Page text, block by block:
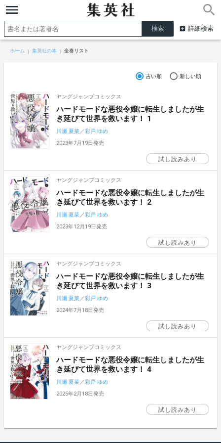
詳細検索
ホーム 集英社の本 全巻リスト
古い順 新しい順
ヤングジャンプコミックス
ハードモードな悪役令嬢に転生しましたが生
き延びて世界を救います！ 1
川瀬 夏菜／彩戸 ゆめ
2023年7月19日発売
試し読みあり
ヤングジャンプコミックス
ハードモードな悪役令嬢に転生しましたが生
き延びて世界を救います！ 2
川瀬 夏菜／彩戸 ゆめ
2023年12月19日発売
試し読みあり
ヤングジャンプコミックス
ハードモードな悪役令嬢に転生しましたが生
き延びて世界を救います！ 3
川瀬 夏菜／彩戸 ゆめ
2024年7月18日発売
試し読みあり
ヤングジャンプコミックス
ハードモードな悪役令嬢に転生しましたが生
き延びて世界を救います！ 4
川瀬 夏菜／彩戸 ゆめ
2025年2月18日発売
試し読みあり